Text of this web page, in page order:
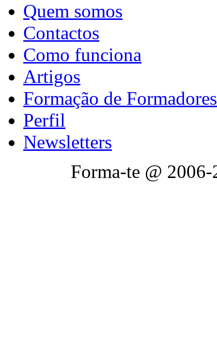
Quem somos
Contactos
Como funciona
Artigos
Formação de Formadores
Perfil
Newsletters
Forma-te @